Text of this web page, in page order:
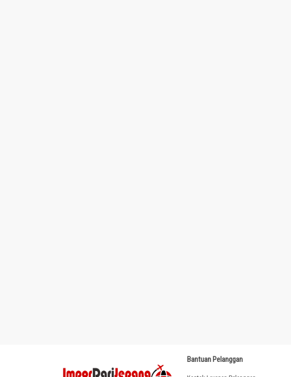
Bantuan Pelanggan